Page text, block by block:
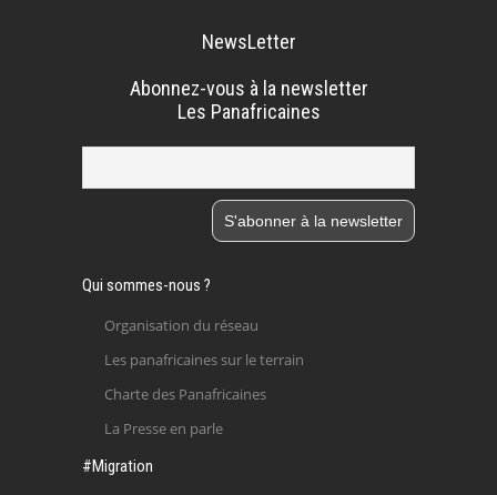
NewsLetter
Abonnez-vous à la newsletter
Les Panafricaines
Qui sommes-nous ?
Organisation du réseau
Les panafricaines sur le terrain
Charte des Panafricaines
La Presse en parle
#Migration